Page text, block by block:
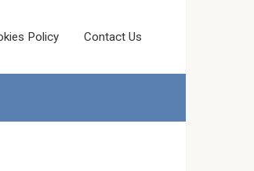
Policy Contact Us